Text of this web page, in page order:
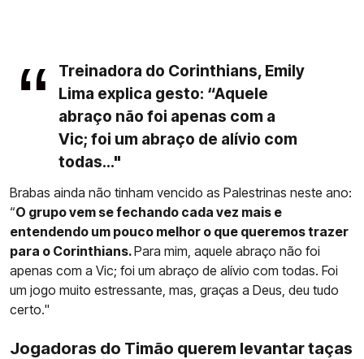
Treinadora do Corinthians, Emily
Lima explica gesto: “Aquele
abraço não foi apenas com a
Vic; foi um abraço de alívio com
todas..."
Brabas ainda não tinham vencido as Palestrinas neste ano:
“O grupo vem se fechando cada vez mais e
entendendo um pouco melhor o que queremos trazer
para o Corinthians.Para mim, aquele abraço não foi
apenas com a Vic; foi um abraço de alívio com todas. Foi
um jogo muito estressante, mas, graças a Deus, deu tudo
certo."
Jogadoras do Timão querem levantar taças